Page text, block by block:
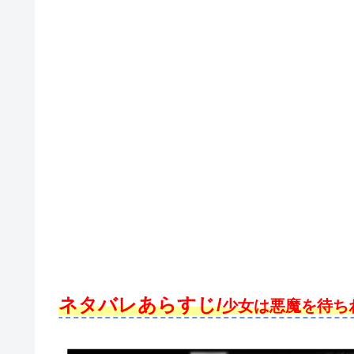
ネタバレあらすじ/少女は悪魔を待ち